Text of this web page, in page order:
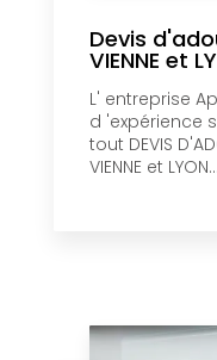
Devis
VIENNE et
L' entreprise
d 'expérience
tout DEVIS
VIENNE et